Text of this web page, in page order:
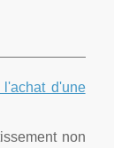
d'une
non